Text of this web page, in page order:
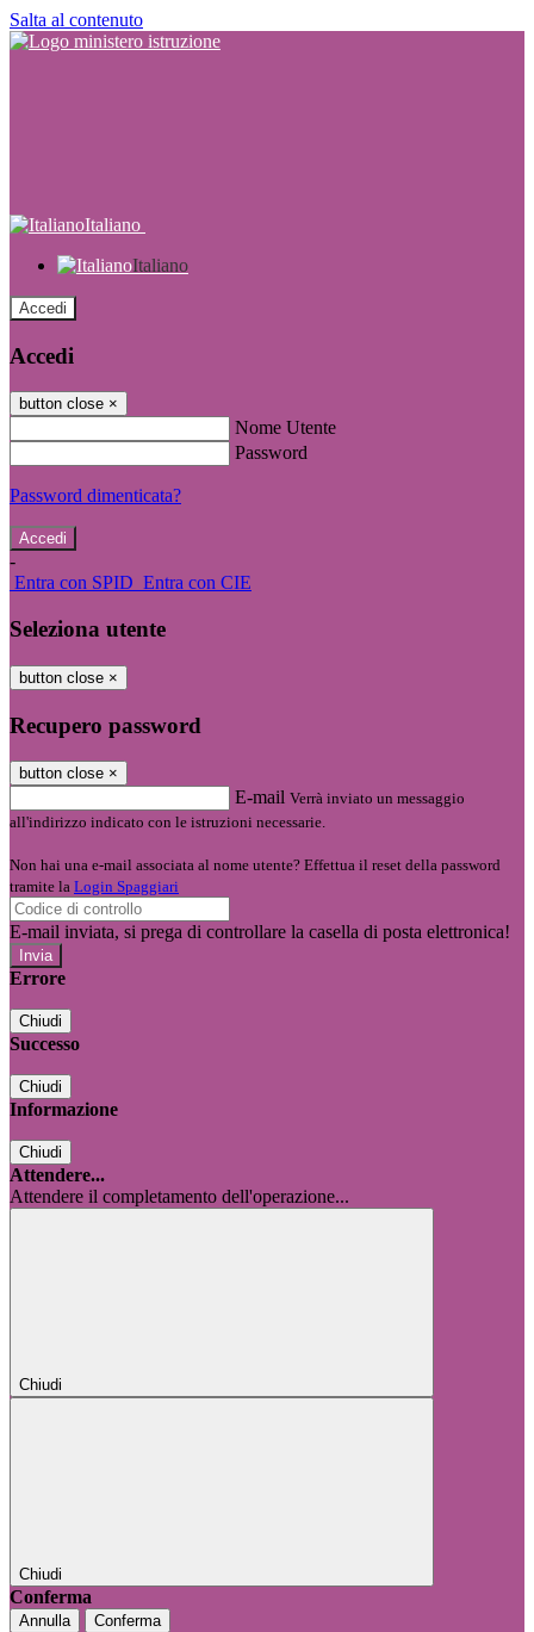
Salta al contenuto
Italiano
Italiano
Accedi
Accedi
button close ×
Nome Utente
Password
Password dimenticata?
-
Entra con SPID Entra con CIE
Seleziona utente
button close ×
Recupero password
button close ×
E-mail Verrà inviato un messaggio
all'indirizzo indicato con le istruzioni necessarie.
Non hai una e-mail associata al nome utente? Effettua il reset della password
tramite la Login Spaggiari
E-mail inviata, si prega di controllare la casella di posta elettronica!
Errore
Chiudi
Successo
Chiudi
Informazione
Chiudi
Attendere...
Attendere il completamento dell'operazione...
Chiudi
Chiudi
Conferma
Annulla Conferma